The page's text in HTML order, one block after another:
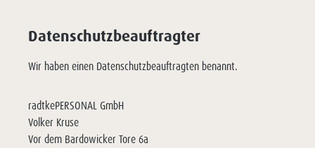
Datenschutz­beauftragter
Wir haben einen Datenschutzbeauftragten benannt.
radtkePERSONAL GmbH
Volker Kruse
Vor dem Bardowicker Tore 6a